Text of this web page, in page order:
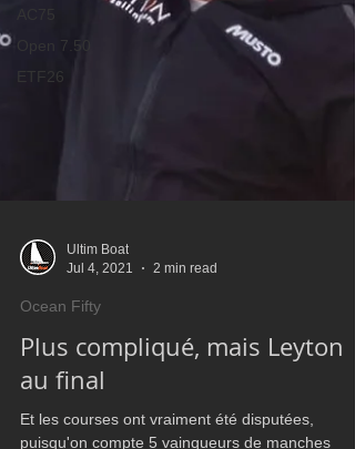
Open 7.50
ETF26
Jul 4, 2021
Ocean Fifty
Plus compliqué, mais Leyton
au final